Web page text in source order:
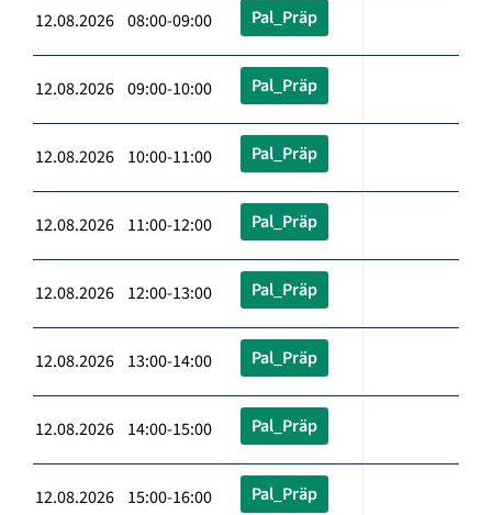
12.08.2026 08:00-09:00 Pal_Präp
12.08.2026 09:00-10:00 Pal_Präp
12.08.2026 10:00-11:00 Pal_Präp
12.08.2026 11:00-12:00 Pal_Präp
12.08.2026 12:00-13:00 Pal_Präp
12.08.2026 13:00-14:00 Pal_Präp
12.08.2026 14:00-15:00 Pal_Präp
12.08.2026 15:00-16:00 Pal_Präp